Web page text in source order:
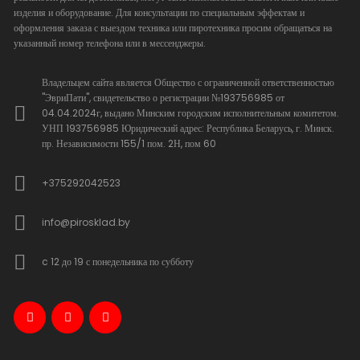
изделия и оборудование. Для консультации по специальным эффектам и
оформления заказа с выездом техника или пиротехника просим обращаться на
указанный номер телефона или в мессенджеры.
Владельцем сайта является Общество с ограниченной ответственностью
"ЭвриПати", свидетельство о регистрации №193756985 от
04.04.2024г, выдано Минским городским исполнительным комитетом.
УНП 193756985 Юридический адрес: Республика Беларусь, г. Минск.
пр. Независимости 155/1 пом. 2Н, пом 60
+375292042523
info@pirosklad.by
c 12 до 19 с понедельника по субботу